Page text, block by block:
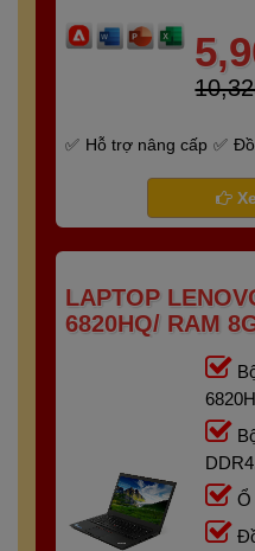
Hỗ trợ nâng cấp
Bảo hành 6
LAPTOP
6820HQ/ RAM
Ổ